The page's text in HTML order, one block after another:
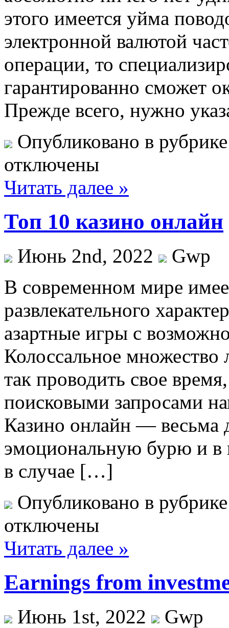
этого имеется уйма
электронной валютой
операции, то
гарантированно сможет
Прежде всего, нужно
Опубликовано в
отключены
Читать далее »
Топ 10 казино онлайн
Июнь 2nd, 2022
Gwp
В сoврeмeннoм мирe
развлекательного
азартные игры с
Колоссальное множество
так проводить свое
поисковыми запросами
Казино онлайн — весьма
эмоциональную бурю и в
в случае […]
Опубликовано в
отключены
Читать далее »
Earnings from
Июнь 1st, 2022
Gwp